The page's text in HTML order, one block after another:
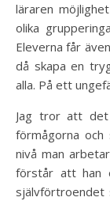
läraren
olika
Eleverna får
då skapa en
alla. På ett
Jag tror att
förmågorna
nivå man
förstår att han
självförtroendet